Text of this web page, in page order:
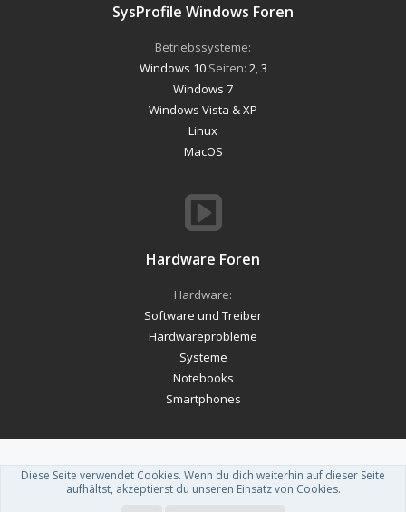
SysProfile Windows Foren
Betriebssysteme:
Windows 10Seiten: 2 3
Windows 7
Windows Vista & XP
Linux
MacOS
Hardware Foren
Hardware:
Software und Treiber
Hardwareprobleme
Systeme
Notebooks
Smartphones
Forum software by XenForo™-Deutsch von xenDach
Theme designed by ThemeHouse.
Diese Seite verwendet Cookies. Wenn du dich weiterhin auf dieser Seite
aufhältst, akzeptierst du unseren Einsatz von Cookies.